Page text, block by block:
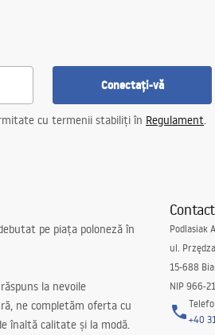
Conectați-vă
cu termenii stabiliți în Regulament.
pe piața poloneză în
la nevoile
ne completăm oferta cu
înaltă calitate și la modă.
Contact
Podlasiak
ul.
15-688
NIP 966-
+40